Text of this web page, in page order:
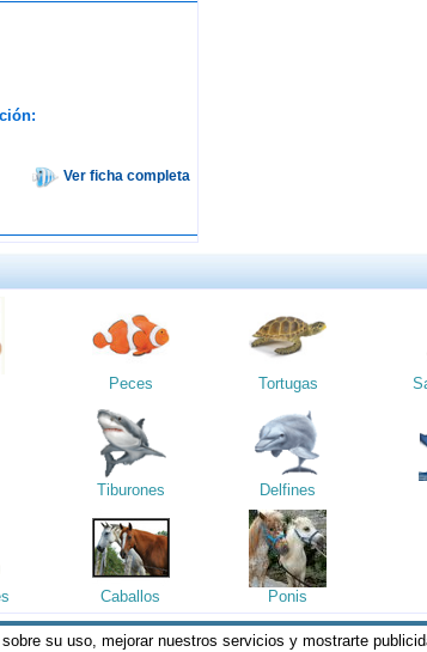
su uso, mejorar nuestros servicios y mostrarte
Ver ficha completa
Peces Tortugas
Tiburones Delfines
Caballos Ponis
entiende que acepta losTerminos y Condiciones de